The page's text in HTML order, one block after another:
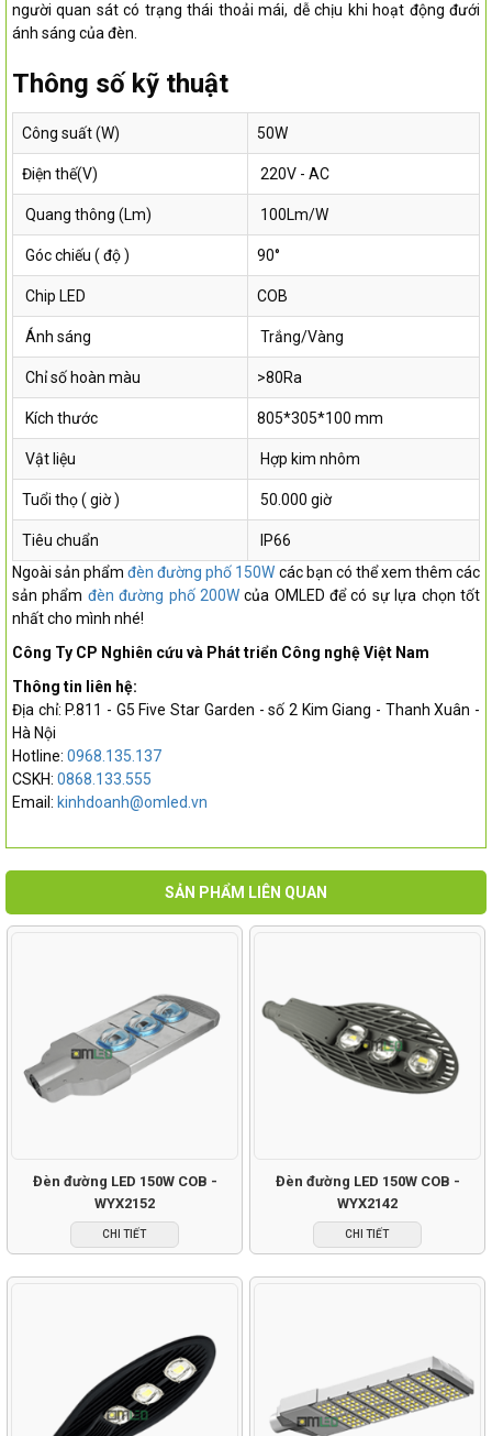
người quan sát có trạng thái thoải mái, dễ chịu khi hoạt động đưới
ánh sáng của đèn.
Thông số kỹ thuật
Công suất (W) 50W
Điện thế(V) 220V - AC
Quang thông (Lm) 100Lm/W
Góc chiếu ( độ ) 90°
Chip LED COB
Ánh sáng Trắng/Vàng
Chỉ số hoàn màu >80Ra
Kích thước 805*305*100 mm
Vật liệu Hợp kim nhôm
Tuổi thọ ( giờ ) 50.000 giờ
Tiêu chuẩn
IP66
Ngoài sản phẩmđèn đường phố 150W các bạn có thể xem thêm các
sản phẩm đèn đường phố 200Wcủa OMLED để có sự lựa chọn tốt
nhất cho mình nhé!
Công Ty CP Nghiên cứu và Phát triển Công nghệ Việt Nam
Thông tin liên hệ:
Địa chỉ: P.811 - G5 Five Star Garden - số 2 Kim Giang - Thanh Xuân -
Hà Nội
Hotline: 0968.135.137
CSKH: 0868.133.555
Email: kinhdoanh@omled.vn
SẢN PHẨM LIÊN QUAN
Đèn đường LED 150W COB -
WYX2152
CHI TIẾT
Đèn đường LED 150W COB -
WYX2142
CHI TIẾT